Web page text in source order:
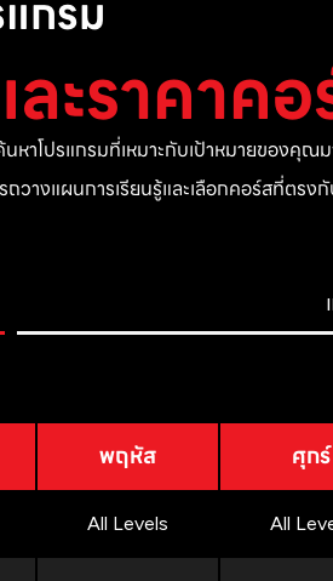
ะราคาค
หาโปรแกรมที่เหมาะกับเป้าหมายของคุณ
วางแผนการเรียนรู้และเลือกคอร์สที่ตรง
พฤหัส ศุกร์
All Levels All